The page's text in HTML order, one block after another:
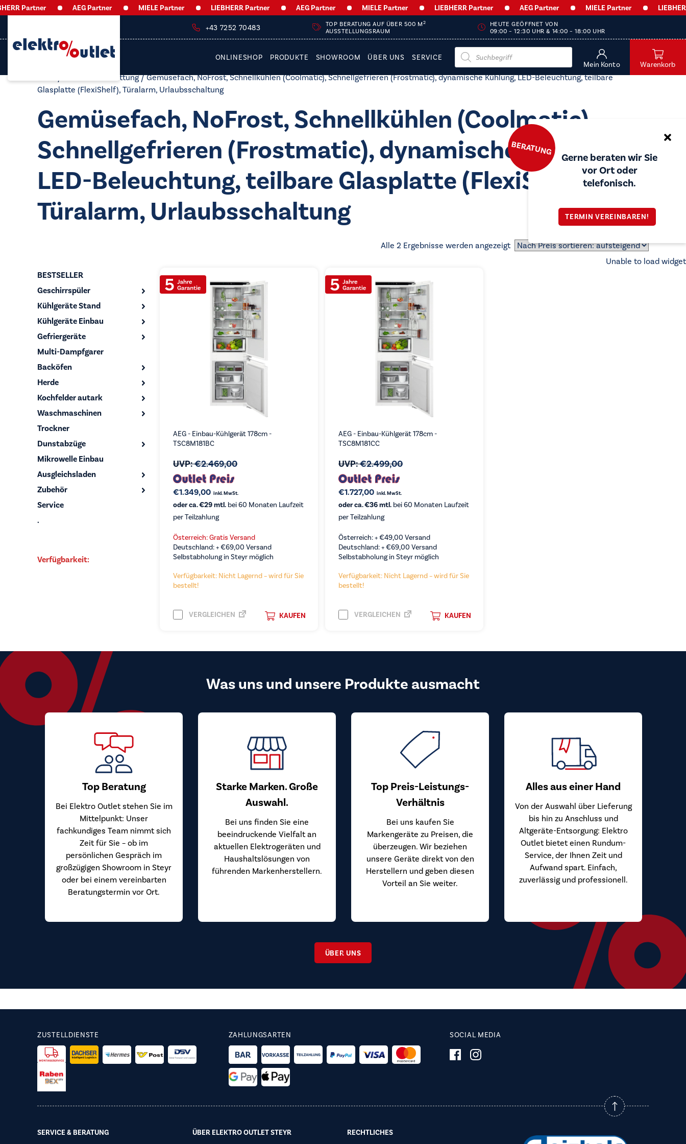
Partner AEG Partner MIELE Partner LIEBHERR Partner AEG Partner MIELE Partner LIEBHERR Partner AEG Partner MIELE Partner LIEBHERR
+43 7252 70483 TOP BERATUNG AUF ÜBER 500 M 2
AUSSTELLUNGSRAUM
HEUTE GEÖFFNET VON
09:00 – 12:30 UHR & 14:00 – 18:00 UHR
ONLINESHOP PRODUKTE SHOWROOM ÜBER UNS SERVICE
Products
search
Mein Konto Warenkorb
BERATUNG
Gerne beraten wir Sie
vor Ort oder
telefonisch.
TERMIN VEREINBAREN!
/ Produkt Ausstattung / Gemüsefach, NoFrost, Schnellkühlen (Coolmatic), Schnellgefrieren (Frostmatic), dynamische Kühlung, LED-Beleuchtung, teilbare
Glasplatte (FlexiShelf), Türalarm, Urlaubsschaltung
Gemüsefach, NoFrost, Schnellkühlen (Coolmatic),
Schnellgefrieren (Frostmatic), dynamische Kühlung,
LED-Beleuchtung, teilbare Glasplatte (FlexiShelf),
Türalarm, Urlaubsschaltung
Alle 2 Ergebnisse werden angezeigtNach
BESTSELLER
Geschirrspüler
Kühlgeräte Stand
Kühlgeräte Einbau
Gefriergeräte
Multi-Dampfgarer
Backöfen
Herde
Kochfelder autark
Waschmaschinen
Trockner
Dunstabzüge
Mikrowelle Einbau
Ausgleichsladen
Zubehör
Service
.
Verfügbarkeit:
AEG - Einbau-Kühlgerät 178cm -
TSC8M181BC
UVP:€2.469,00
€1.349,00 inkl. MwSt.
oder ca. €29 mtl. bei 60 Monaten Laufzeit
per Teilzahlung
Österreich: Gratis Versand
Deutschland: +€69,00 Versand
Selbstabholung in Steyr möglich
Verfügbarkeit: Nicht Lagernd – wird für Sie
bestellt!
KAUFEN
VERGLEICHEN
AEG - Einbau-Kühlgerät 178cm -
TSC8M181CC
UVP:€2.499,00
€1.727,00 inkl. MwSt.
oder ca. €36 mtl.bei 60 Monaten Laufzeit
per Teilzahlung
Österreich: +€49,00 Versand
Deutschland: +€69,00 Versand
Selbstabholung in Steyr möglich
Verfügbarkeit: Nicht Lagernd – wird für Sie
bestellt!
KAUFEN
VERGLEICHEN
Was uns und unsere Produkte ausmacht
Top Beratung
Bei Elektro Outlet stehen Sie im
Mittelpunkt: Unser
fachkundiges Team nimmt sich
Zeit für Sie – ob im
persönlichen Gespräch im
großzügigen Showroom in Steyr
oder bei einem vereinbarten
Beratungstermin vor Ort.
Starke Marken. Große
Auswahl.
Bei uns finden Sie eine
beeindruckende Vielfalt an
aktuellen Elektrogeräten und
Haushaltslösungen von
führenden Markenherstellern.
Top Preis-Leistungs-
Verhältnis
Bei uns kaufen Sie
Markengeräte zu Preisen, die
überzeugen. Wir beziehen
unsere Geräte direkt von den
Herstellern und geben diesen
Vorteil an Sie weiter.
Alles aus einer Hand
Von der Auswahl über Lieferung
bis hin zu Anschluss und
Altgeräte-Entsorgung: Elektro
Outlet bietet einen Rundum-
Service, der Ihnen Zeit und
Aufwand spart. Einfach,
zuverlässig und professionell.
ÜBER UNS
ZUSTELLDIENSTE ZAHLUNGSARTEN SOCIAL MEDIA
SERVICE & BERATUNG ÜBER ELEKTRO OUTLET STEYR RECHTLICHES
Unable to load widget